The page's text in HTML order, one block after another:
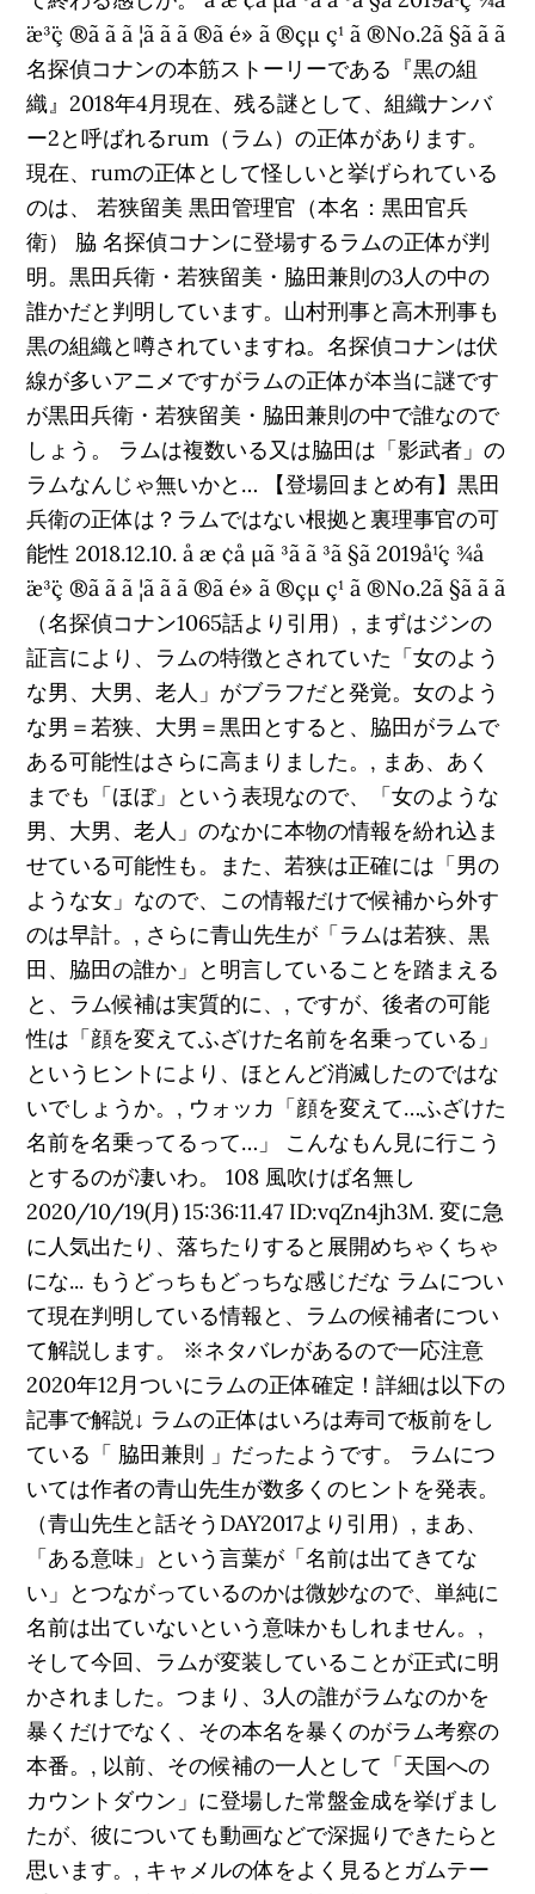
¨æ³¨ç ®ã ã ã ¦ã ã ã ®ã é» ã ®çµ ç¹ ã ®No.2ã §ã ã ã
名探偵コナンの本筋ストーリーである『黒の組
織』2018年4月現在、残る謎として、組織ナンバ
ー2と呼ばれるrum（ラム）の正体があります。
現在、rumの正体として怪しいと挙げられている
のは、 若狭留美 黒田管理官（本名：黒田官兵
衛） 脇 名探偵コナンに登場するラムの正体が判
明。黒田兵衛・若狭留美・脇田兼則の3人の中の
誰かだと判明しています。山村刑事と高木刑事も
黒の組織と噂されていますね。名探偵コナンは伏
線が多いアニメですがラムの正体が本当に謎です
が黒田兵衛・若狭留美・脇田兼則の中で誰なので
しょう。 ラムは複数いる又は脇田は「影武者」の
ラムなんじゃ無いかと… 【登場回まとめ有】黒田
兵衛の正体は？ラムではない根拠と裏理事官の可
能性 2018.12.10. å æ ¢å µã ³ã ã ³ã §ã 2019å¹´ç ¾å
¨æ³¨ç ®ã ã ã ¦ã ã ã ®ã é» ã ®çµ ç¹ ã ®No.2ã §ã ã ã
（名探偵コナン1065話より引用）, まずはジンの
証言により、ラムの特徴とされていた「女のよう
な男、大男、老人」がブラフだと発覚。女のよう
な男＝若狭、大男＝黒田とすると、脇田がラムで
ある可能性はさらに高まりました。, まあ、あく
までも「ほぼ」という表現なので、「女のような
男、大男、老人」のなかに本物の情報を紛れ込ま
せている可能性も。また、若狭は正確には「男の
ような女」なので、この情報だけで候補から外す
のは早計。, さらに青山先生が「ラムは若狭、黒
田、脇田の誰か」と明言していることを踏まえる
と、ラム候補は実質的に、, ですが、後者の可能
性は「顔を変えてふざけた名前を名乗っている」
というヒントにより、ほとんど消滅したのではな
いでしょうか。, ウォッカ「顔を変えて…ふざけた
名前を名乗ってるって…」 こんなもん見に行こう
とするのが凄いわ。 108 風吹けば名無し
2020/10/19(月) 15:36:11.47 ID:vqZn4jh3M. 変に急
に人気出たり、落ちたりすると展開めちゃくちゃ
にな... もうどっちもどっちな感じだな ラムについ
て現在判明している情報と、ラムの候補者につい
て解説します。 ※ネタバレがあるので一応注意
2020年12月ついにラムの正体確定！詳細は以下の
記事で解説↓ ラムの正体はいろは寿司で板前をし
ている「 脇田兼則 」だったようです。 ラムにつ
いては作者の青山先生が数多くのヒントを発表。
（青山先生と話そうDAY2017より引用）, まあ、
「ある意味」という言葉が「名前は出てきてな
い」とつながっているのかは微妙なので、単純に
名前は出ていないという意味かもしれません。,
そして今回、ラムが変装していることが正式に明
かされました。つまり、3人の誰がラムなのかを
暴くだけでなく、その本名を暴くのがラム考察の
本番。, 以前、その候補の一人として「天国への
カウントダウン」に登場した常盤金成を挙げまし
たが、彼についても動画などで深掘りできたらと
思います。, キャメルの体をよく見るとガムテー